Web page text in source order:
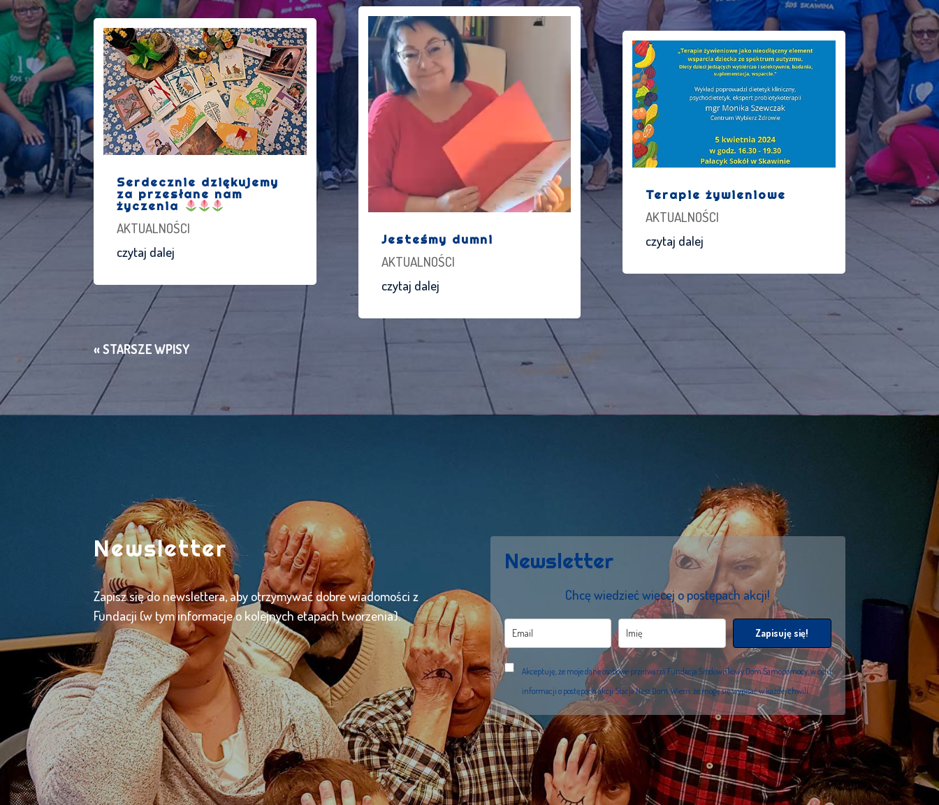
Serdecznie dziękujemy
za przesłane nam
życzenia
AKTUALNOŚCI
czytaj dalej
Jesteśmy dumni
AKTUALNOŚCI
czytaj dalej
Terapie żywieniowe
AKTUALNOŚCI
czytaj dalej
« STARSZE WPISY
Newsletter
Zapisz się do newslettera, aby otrzymywać dobre wiadomości z
Fundacji (w tym informacje o kolejnych etapach tworzenia).
Newsletter
Chcę wiedzieć więcej o postępach akcji!
Zapisuję się!
Akceptuję, że moje dane osobowe przetwarza Fundacja Środowiskowy Dom Samopomocy, w celu
informacji o postępach akcji Stacja Nasz Dom. Wiem, że mogę się wypisać w każdej chwili.